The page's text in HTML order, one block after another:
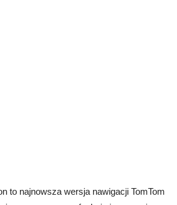
to najnowsza wersja nawigacji TomTom